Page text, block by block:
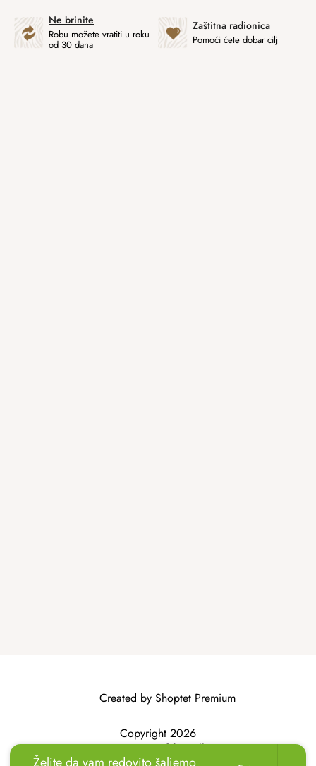
Ne brinite
Robu možete vratiti u roku
od 30 dana
Zaštitna radionica
Pomoći ćete dobar cilj
Created by Shoptet Premium
Copyright 2026
AtmoWood.hr. All